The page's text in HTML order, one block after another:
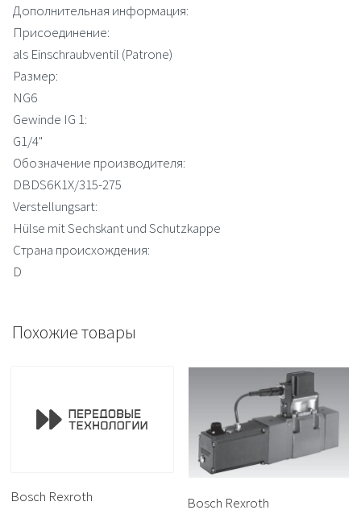
Дополнительная информация:
Присоединение:
als Einschraubventil (Patrone)
Размер:
NG6
Gewinde IG 1:
G1/4"
Обозначение производителя:
DBDS6K1X/315-275
Verstellungsart:
Hülse mit Sechskant und Schutzkappe
Страна происхождения:
D
Похожие товары
Bosch Rexroth
Bosch Rexroth